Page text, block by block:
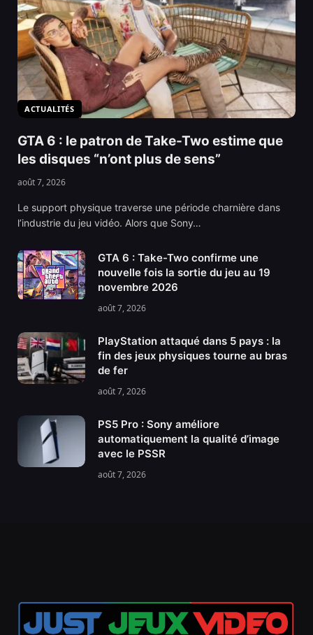
ACTUALITÉS
GTA 6 : le patron de Take-Two estime que
les disques “n’ont plus de sens”
août 7, 2026
Le support physique traverse une période charnière dans
l’industrie du jeu vidéo. Alors que Sony…
GTA 6 : Take-Two confirme une
nouvelle fois la sortie du jeu au 19
novembre 2026
août 7, 2026
PlayStation attaqué dans 5 pays : la
fin des jeux physiques tourne au bras
de fer
août 7, 2026
PS5 Pro : Sony améliore
automatiquement la qualité d’image
avec le PSSR
août 7, 2026